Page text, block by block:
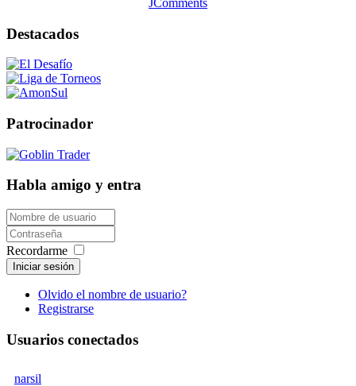
Destacados
Patrocinador
Habla amigo y entra
Recordarme
Iniciar sesión
Olvido el nombre de usuario?
Registrarse
Usuarios conectados
narsil